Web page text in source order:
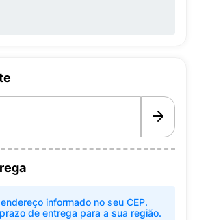
informado no seu CEP.
de entrega para a sua região.